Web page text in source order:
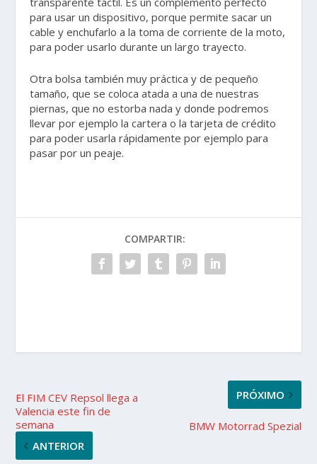
para usar un dispositivo, porque permite sacar un
cable y enchufarlo a la toma de corriente de la moto,
para poder usarlo durante un largo trayecto.
Otra bolsa también muy práctica y de pequeño
tamaño, que se coloca atada a una de nuestras
piernas, que no estorba nada y donde podremos
llevar por ejemplo la cartera o la tarjeta de crédito
para poder usarla rápidamente por ejemplo para
pasar por un peaje.
COMPARTIR:
El FIM CEV Repsol llega a
Valencia este fin de
semana
ANTERIOR
PRÓXIMO
BMW Motorrad Spezial